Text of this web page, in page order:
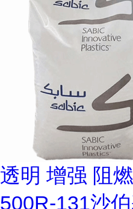
透明 增强 阻
500R-131沙